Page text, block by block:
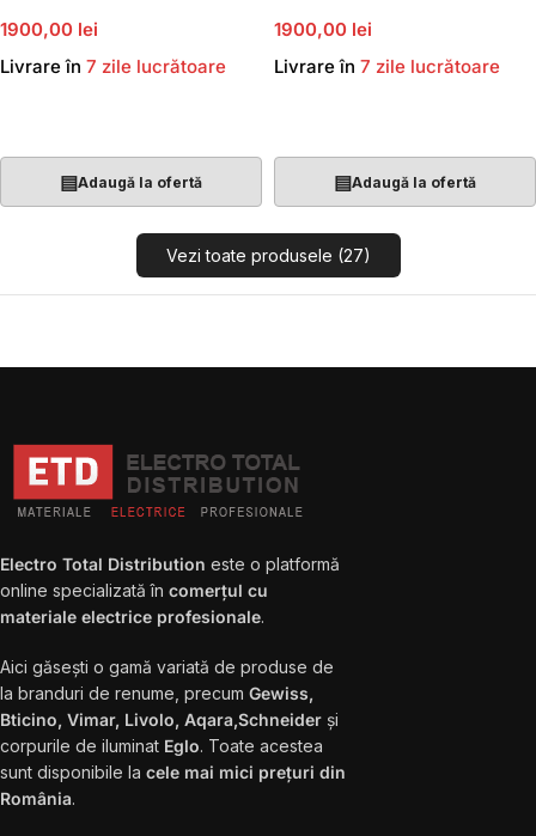
1900,00 lei
Livrare în 7 zile lucrătoare
▤Adaugă la ofertă
1900,00 lei
Livrare în 7 zile lucrătoare
▤Adaugă la ofertă
Vezi toate produsele (27)
Electro Total Distribution este o platformă
online specializată în comerțul cu
materiale electrice profesionale.
Aici găsești o gamă variată de produse de
la branduri de renume, precum Gewiss,
Bticino, Vimar, Livolo, Aqara,Schneider și
corpurile de iluminat Eglo. Toate acestea
sunt disponibile la cele mai mici prețuri din
România.